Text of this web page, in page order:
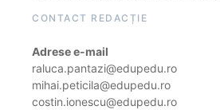
CONTACT REDACȚIE
Adrese e-mail
raluca.pantazi@edupedu.ro
mihai.peticila@edupedu.ro
costin.ionescu@edupedu.ro